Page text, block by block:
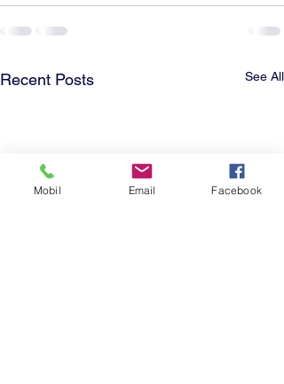
Recent Posts See All
Mobil Email Facebook